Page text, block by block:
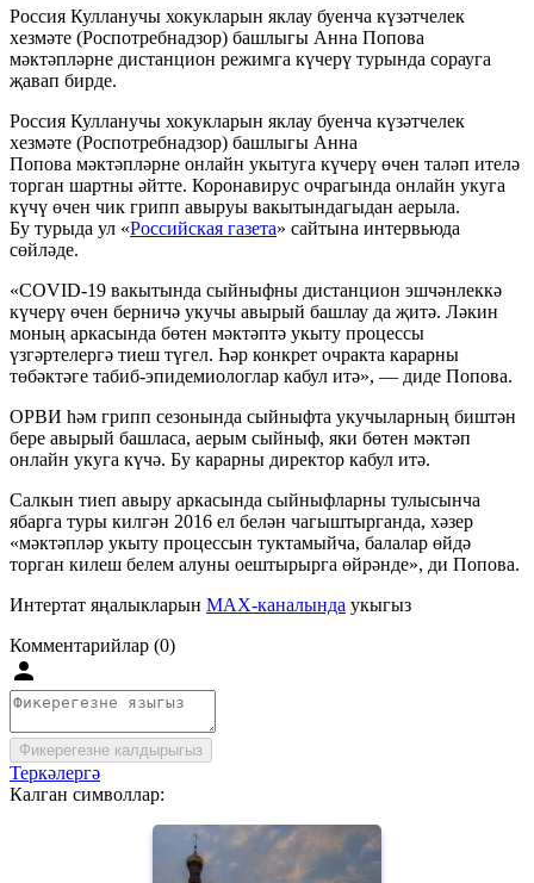
Россия Кулланучы хокукларын яклау буенча күзәтчелек
хезмәте (Роспотребнадзор) башлыгы Анна Попова
мәктәпләрне дистанцион режимга күчерү турында сорауга
җавап бирде.
Россия Кулланучы хокукларын яклау буенча күзәтчелек
хезмәте (Роспотребнадзор) башлыгы Анна
Попова мәктәпләрне онлайн укытуга күчерү өчен таләп ителә
торган шартны әйтте. Коронавирус очрагында онлайн укуга
күчү өчен чик грипп авыруы вакытындагыдан аерыла.
Бу турыда ул «Российская газета» сайтына интервьюда
сөйләде.
«COVID-19 вакытында сыйныфны дистанцион эшчәнлеккә
күчерү өчен берничә укучы авырый башлау да җитә. Ләкин
моның аркасында бөтен мәктәптә укыту процессы
үзгәртелергә тиеш түгел. Һәр конкрет очракта карарны
төбәктәге табиб-эпидемиологлар кабул итә», — диде Попова.
ОРВИ һәм грипп сезонында сыйныфта укучыларның биштән
бере авырый башласа, аерым сыйныф, яки бөтен мәктәп
онлайн укуга күчә. Бу карарны директор кабул итә.
Салкын тиеп авыру аркасында сыйныфларны тулысынча
ябарга туры килгән 2016 ел белән чагыштырганда, хәзер
«мәктәпләр укыту процессын туктамыйча, балалар өйдә
торган килеш белем алуны оештырырга өйрәнде», ди Попова.
Интертат яңалыкларын MAX-каналында укыгыз
Комментарийлар (0)
Фикерегезне калдырыгыз
Теркәлергә
Калган символлар: